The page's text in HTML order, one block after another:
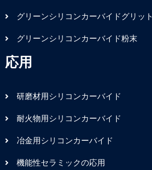
グリーンシリコンカーバイドグリット
グリーンシリコンカーバイド粉末
応用
研磨材用シリコンカーバイド
耐火物用シリコンカーバイド
冶金用シリコンカーバイド
機能性セラミックの応用